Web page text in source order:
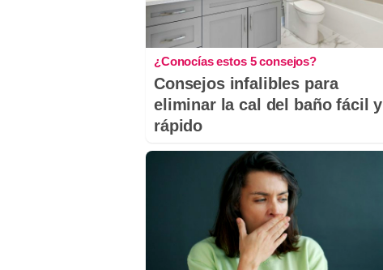
¿Conocías estos 5 consejos?
Consejos infalibles para
eliminar la cal del baño fácil y
rápido